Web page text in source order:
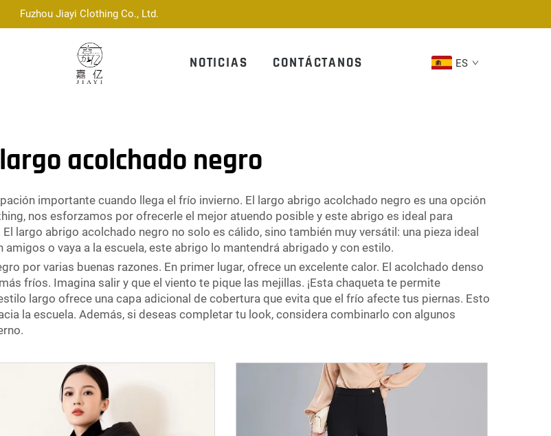
Fuzhou Jiayi Clothing Co., Ltd.
NOTICIAS CONTÁCTANOS ES
acolchado negro
importante cuando llega el frío invierno. El largo abrigo acolchado negro es una opción
nos esforzamos por ofrecerle el mejor atuendo posible y este abrigo es ideal para
largo abrigo acolchado negro no solo es cálido, sino también muy versátil: una pieza ideal
o vaya a la escuela, este abrigo lo mantendrá abrigado y con estilo.
por varias buenas razones. En primer lugar, ofrece un excelente calor. El acolchado denso
fríos. Imagina salir y que el viento te pique las mejillas. ¡Esta chaqueta te permite
largo ofrece una capa adicional de cobertura que evita que el frío afecte tus piernas. Esto
la escuela. Además, si deseas completar tu look, considera combinarlo con algunos